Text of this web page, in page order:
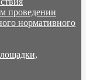
проведении
нормативного